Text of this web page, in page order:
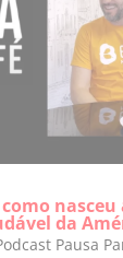
da
Pausa